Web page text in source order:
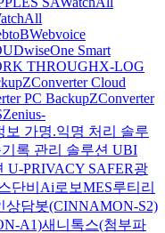
Webvoice
wiseOne Smart
THROUGHX-LOG
ZConverter Cloud
PC BackupZConverter
Zenius-
보 가명.익명 처리 솔루
록 관리 솔루션 UBI
U-PRIVACY SAFER광
단비Ai로보MES루티 리
상담봇(CINNAMON-S2)
A1)새니톡스(첨부파